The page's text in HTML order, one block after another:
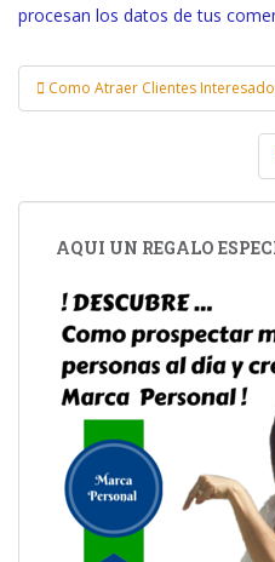
procesan los datos de tus
Navegación de
Como Atraer Clientes
AQUI UN REGALO